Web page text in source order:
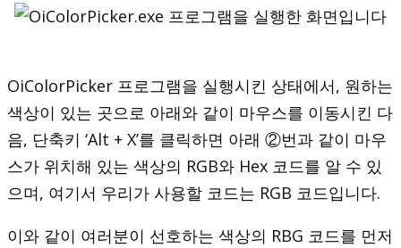
OiColorPicker 프로그램을 실행시킨 상태에서, 원하는
색상이 있는 곳으로 아래와 같이 마우스를 이동시킨 다
음, 단축키 ‘Alt + X’를 클릭하면 아래 ②번과 같이 마우
스가 위치해 있는 색상의 RGB와 Hex 코드를 알 수 있
으며, 여기서 우리가 사용할 코드는 RGB 코드입니다.
이와 같이 여러분이 선호하는 색상의 RBG 코드를 먼저